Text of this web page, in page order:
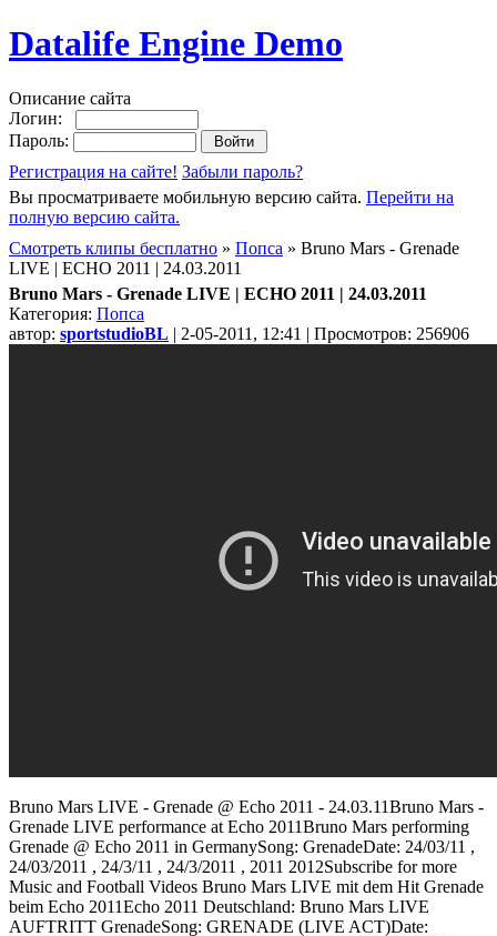
Datalife Engine Demo
Описание сайта
Логин:
Пароль:
Регистрация на сайте! Забыли пароль?
Вы просматриваете мобильную версию сайта. Перейти на
полную версию сайта.
Смотреть клипы бесплатно » Попса » Bruno Mars - Grenade
LIVE | ECHO 2011 | 24.03.2011
Bruno Mars - Grenade LIVE | ECHO 2011 | 24.03.2011
Категория: Попса
автор: sportstudioBL | 2-05-2011, 12:41 | Просмотров: 256906
Bruno Mars LIVE - Grenade @ Echo 2011 - 24.03.11Bruno Mars -
Grenade LIVE performance at Echo 2011Bruno Mars performing
Grenade @ Echo 2011 in GermanySong: GrenadeDate: 24/03/11 ,
24/03/2011 , 24/3/11 , 24/3/2011 , 2011 2012Subscribe for more
Music and Football Videos Bruno Mars LIVE mit dem Hit Grenade
beim Echo 2011Echo 2011 Deutschland: Bruno Mars LIVE
AUFTRITT GrenadeSong: GRENADE (LIVE ACT)Date: